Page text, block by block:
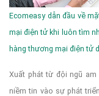
Ecomeasy dẫn đầu về
mại điện tử khi luôn tìm
hàng thương mại điện tử
Xuất phát từ đội ngũ
niềm tin vào sự phát